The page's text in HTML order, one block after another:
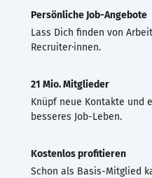
Persönliche Job-Angebote
Lass Dich finden von
Recruiter·innen.
21 Mio. Mitglieder
Knüpf neue Kontakte und
besseres Job-Leben.
Kostenlos profitieren
Schon als Basis-Mitglied